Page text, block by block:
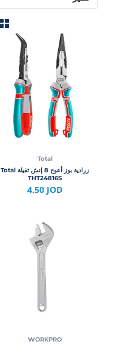
Total
زرادية بوز أعوج 8 إنش ثقيلة Total
THT24816S
4.50 JOD
WORKPRO